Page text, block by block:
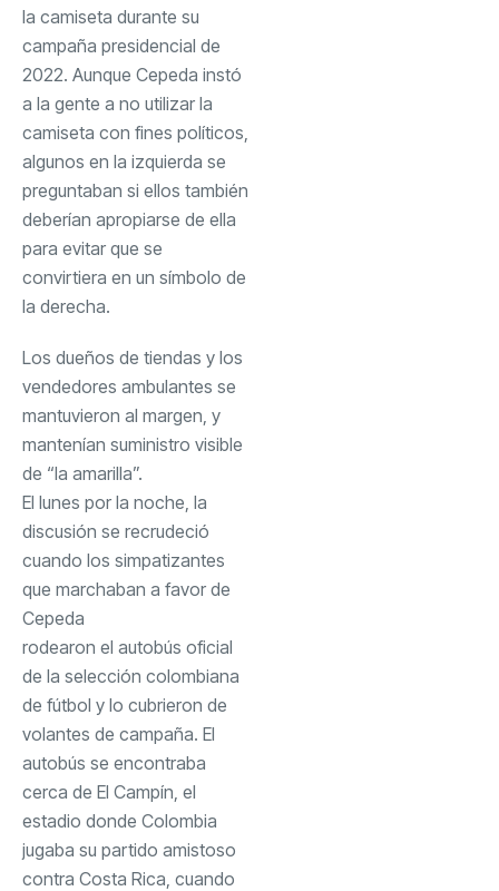
la camiseta durante su
campaña presidencial de
2022. Aunque Cepeda instó
a la gente a no utilizar la
camiseta con fines políticos,
algunos en la izquierda se
preguntaban si ellos también
deberían apropiarse de ella
para evitar que se
convirtiera en un símbolo de
la derecha.
Los dueños de tiendas y los
vendedores ambulantes se
mantuvieron al margen, y
mantenían suministro visible
de “la amarilla”.
El lunes por la noche, la
discusión se recrudeció
cuando los simpatizantes
que marchaban a favor de
Cepeda
rodearon el autobús oficial
de la selección colombiana
de fútbol y lo cubrieron de
volantes de campaña. El
autobús se encontraba
cerca de El Campín, el
estadio donde Colombia
jugaba su partido amistoso
contra Costa Rica, cuando